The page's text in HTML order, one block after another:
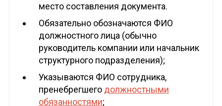
место составления документа.
Обязательно обозначаются ФИО
должностного лица (обычно
руководитель компании или начальник
структурного подразделения);
Указываются ФИО сотрудника,
пренебрегшего должностными
обязанностями;